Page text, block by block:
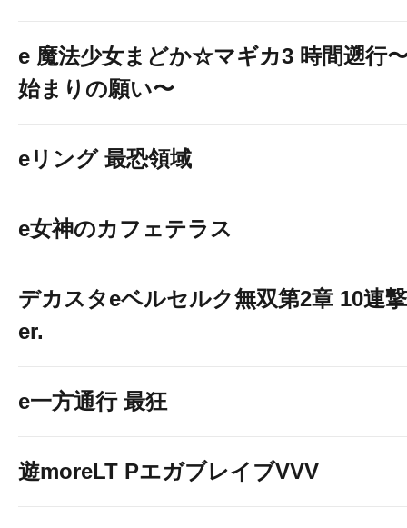
e 魔法少女まどか☆マギカ3 時間遡行
始まりの願い〜
eリング 最恐領域
e女神のカフェテラス
デカスタeベルセルク無双第2章 10連
er.
e一方通行 最狂
遊moreLT PエガブレイブVVV